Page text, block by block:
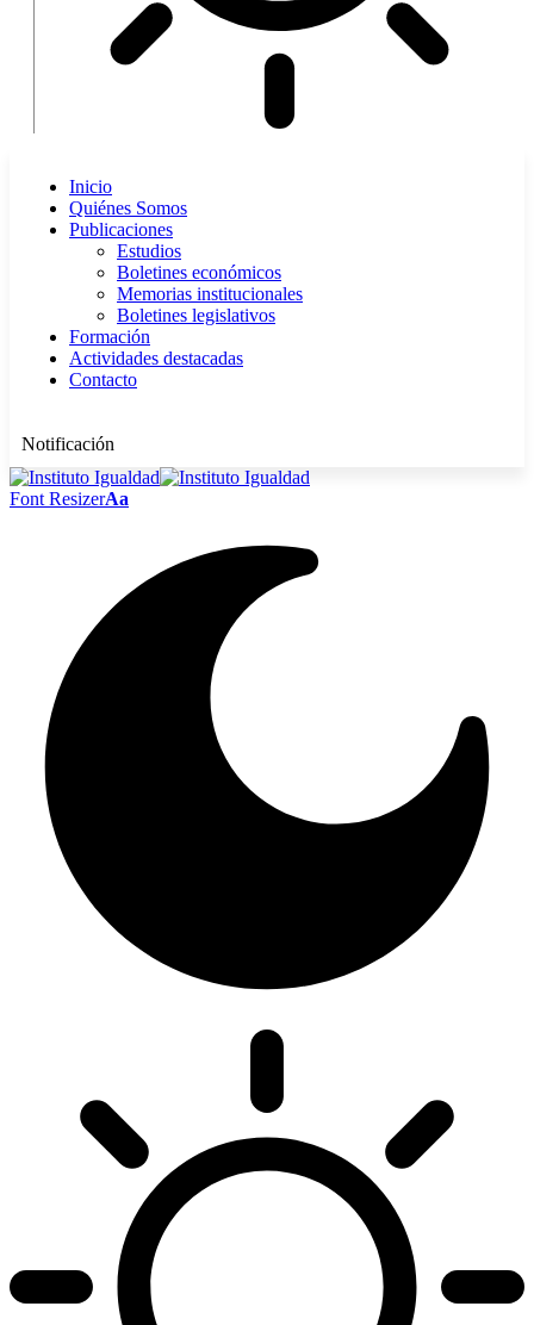
Inicio
Quiénes Somos
Publicaciones
Estudios
Boletines económicos
Memorias institucionales
Boletines legislativos
Formación
Actividades destacadas
Contacto
Notificación
Font ResizerAa